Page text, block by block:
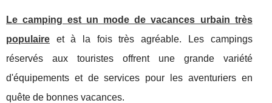
Le camping est un mode de vacances urbain très
populaire et à la fois très agréable. Les campings
réservés aux touristes offrent une grande variété
d'équipements et de services pour les aventuriers en
quête de bonnes vacances.